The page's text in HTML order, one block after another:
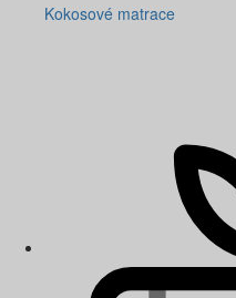
Kokosové matrace